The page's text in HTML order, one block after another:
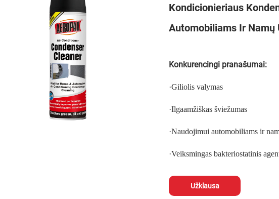
Kondicionieriaus
Automobiliams Ir Namų
Konkurencingi pranašumai:
·Giliolis valymas
·Ilgaamžiškas šviežumas
·Naudojimui automobiliams ir
·Veiksmingas bakteriostatinis
Užklausa